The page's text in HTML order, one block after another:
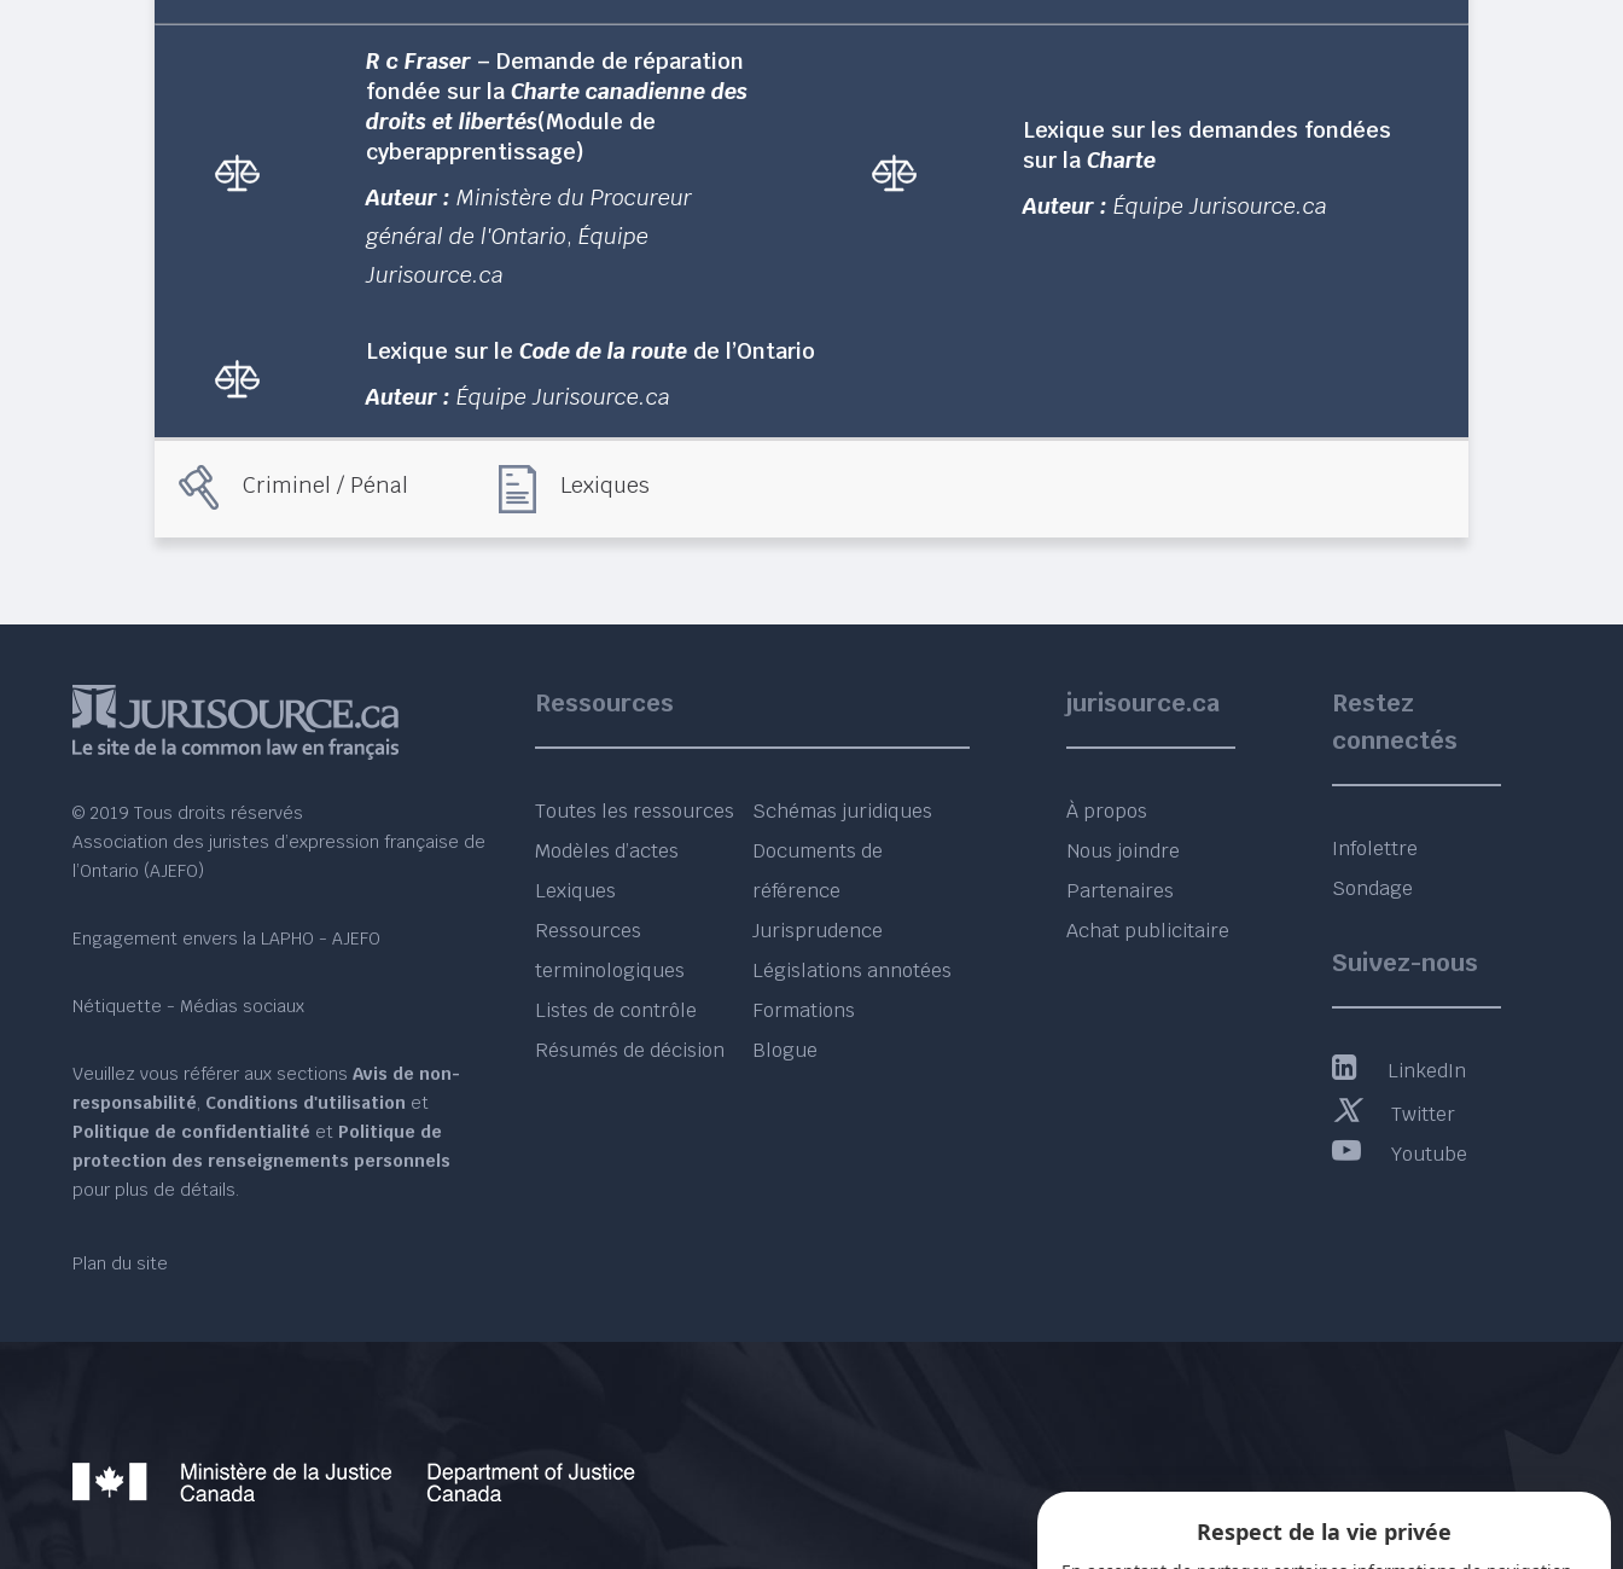
R c Fraser– Demande de réparation
fondée sur la Charte canadienne des
droits et libertés(Module de
cyberapprentissage)
Auteur : Ministère du Procureur
général de l'Ontario, Équipe
Jurisource.ca
Lexique sur les demandes fondées
sur la Charte
Auteur : Équipe Jurisource.ca
Lexique sur le Code de la routede l’Ontario
Auteur : Équipe Jurisource.ca
Criminel / Pénal Lexiques
© 2019 Tous droits réservés
Association des juristes d’expression française de
l’Ontario (AJEFO)
Engagement envers la LAPHO - AJEFO
Nétiquette - Médias sociaux
Veuillez vous référer aux sectionsAvis de non-
responsabilité, Conditions d'utilisation et
Politique de confidentialité et Politique de
protection des renseignements personnels
pour plus de détails.
Plan du site
Ressources
Toutes les ressources
Modèles d’actes
Lexiques
Ressources
terminologiques
Listes de contrôle
Résumés de décision
Schémas juridiques
Documents de
référence
Jurisprudence
Législations annotées
Formations
Blogue
jurisource.ca
À propos
Nous joindre
Partenaires
Achat publicitaire
Restez
connectés
Infolettre
Sondage
Suivez-nous
LinkedIn
Twitter
Youtube
Respect de la vie privée